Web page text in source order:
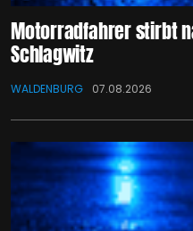
Motorradfahrer stirbt
Schlagwitz
WALDENBURG 07.08.2026